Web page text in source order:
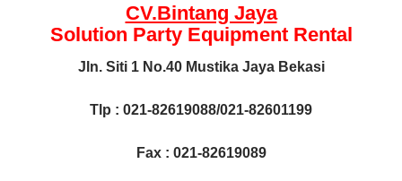
CV.Bintang Jaya
Solution Party Equipment Rental
Jln. Siti 1 No.40 Mustika Jaya Bekasi
Tlp : 021-82619088/021-82601199
Fax : 021-82619089